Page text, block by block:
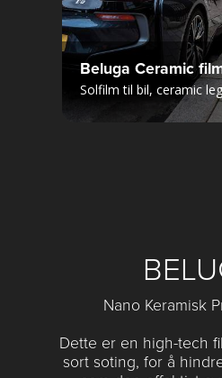
Beluga Ceramic
Solfilm til bil, ceramic
Nano Keramisk
Dette er en high-tech
sort soting, for å